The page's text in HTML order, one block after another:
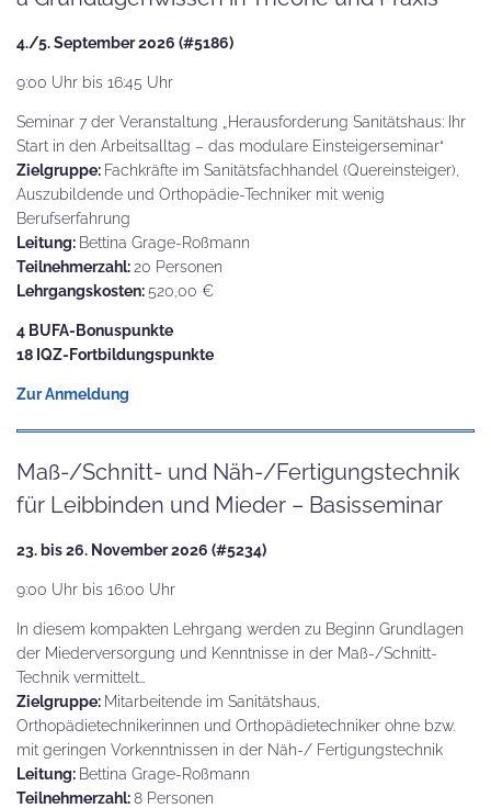
4./5. September 2026 (#5186)
9:00 Uhr bis 16:45 Uhr
Seminar 7 der Veranstaltung „Herausforderung Sanitätshaus: Ihr
Start in den Arbeitsalltag – das modulare Einsteigerseminar“
Zielgruppe: Fachkräfte im Sanitätsfachhandel (Quereinsteiger),
Auszubildende und Orthopädie-Techniker mit wenig
Berufserfahrung
Leitung: Bettina Grage-Roßmann
Teilnehmerzahl: 20 Personen
Lehrgangskosten:520,00 €
4 BUFA-Bonuspunkte
18 IQZ-Fortbildungspunkte
Zur Anmeldung
Maß-/Schnitt- und Näh-/Fertigungstechnik
für Leibbinden und Mieder – Basisseminar
23. bis 26. November 2026 (#5234)
9:00 Uhr bis 16:00 Uhr
In diesem kompakten Lehrgang werden zu Beginn Grundlagen
der Miederversorgung und Kenntnisse in der Maß-/Schnitt-
Technik vermittelt…
Zielgruppe: Mitarbeitende im Sanitätshaus,
Orthopädietechnikerinnen und Orthopädietechniker ohne bzw.
mit geringen Vorkenntnissen in der Näh-/ Fertigungstechnik
Leitung: Bettina Grage-Roßmann
Teilnehmerzahl:8 Personen